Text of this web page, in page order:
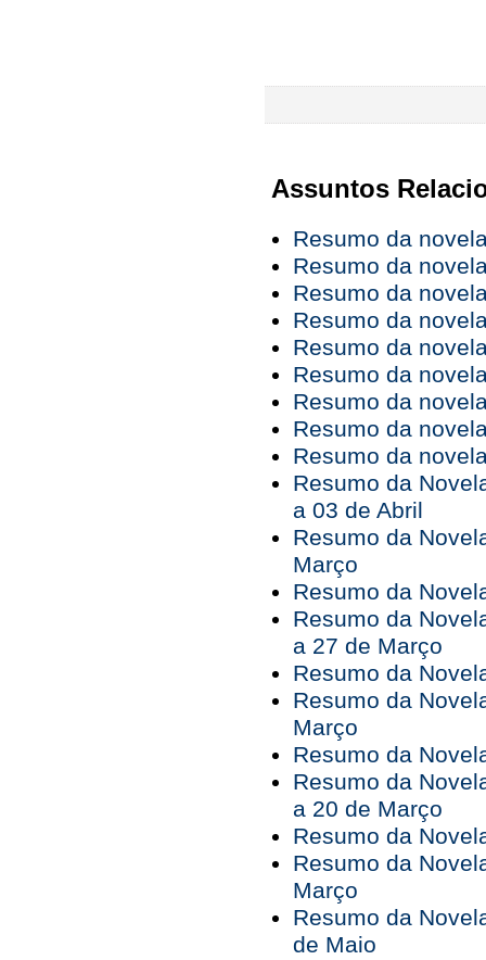
Assuntos
Resumo da
Resumo da
Resumo da
Resumo da
Resumo da
Resumo da
Resumo da
Resumo da
Resumo da
Resumo da
a 03 de Abril
Resumo da
Março
Resumo da
Resumo da
a 27 de Março
Resumo da
Resumo da
Março
Resumo da
Resumo da
a 20 de Março
Resumo da
Resumo da
Março
Resumo da
de Maio